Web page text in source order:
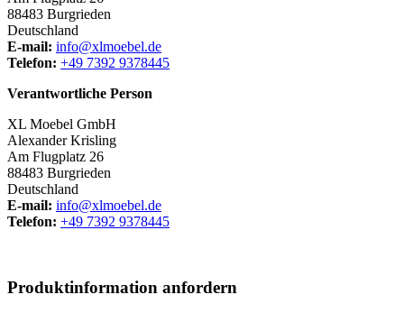
88483 Burgrieden
Deutschland
E-mail: info@xlmoebel.de
Telefon: +49 7392 9378445
Verantwortliche Person
XL Moebel GmbH
Alexander Krisling
Am Flugplatz 26
88483 Burgrieden
Deutschland
E-mail: info@xlmoebel.de
Telefon: +49 7392 9378445
Produktinformation anfordern